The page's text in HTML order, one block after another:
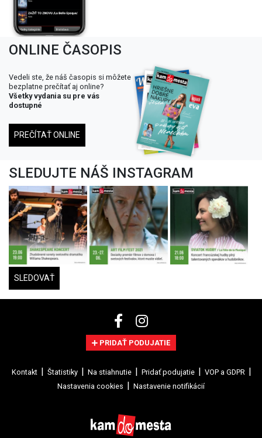
ONLINE ČASOPIS
Vedeli ste, že náš časopis si môžete
bezplatne prečítať aj online?
Všetky vydania su pre vás
dostupné
PREČÍTAŤ ONLINE
SLEDUJTE NÁŠ INSTAGRAM
SLEDOVAŤ
PRIDAŤ PODUJATIE
Kontakt Štatistiky Na stiahnutie Pridať podujatie
VOP a GDPR
Nastavenia cookies
Nastavenie notifikácií